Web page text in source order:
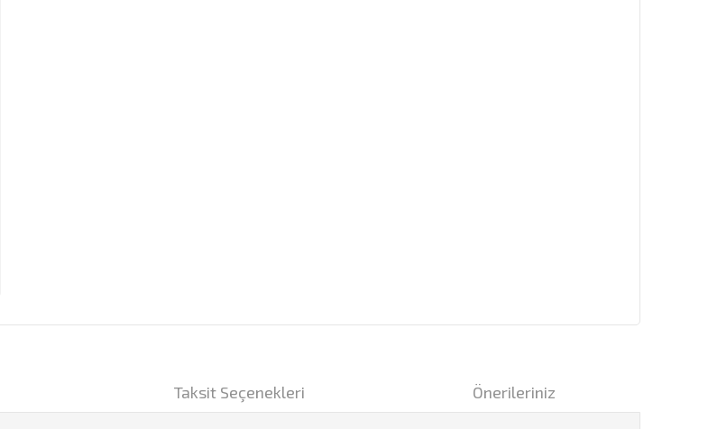
Taksit Seçenekleri Önerileriniz